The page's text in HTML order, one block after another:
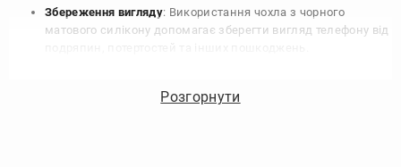
Збереження вигляду: Використання чохла з чорного
матового силікону допомагає зберегти вигляд телефону від
для Apple iPhone 14 допомагає зберегти цінність вашого
Розгорнути